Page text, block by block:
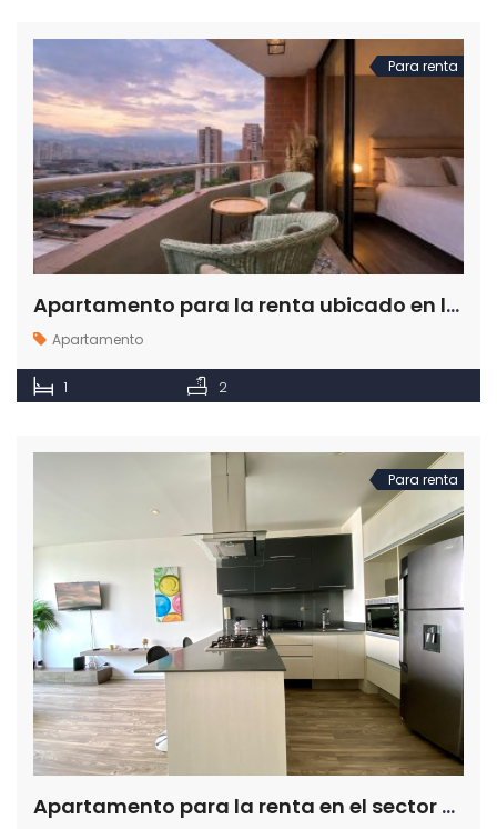
Para renta
Apartamento para la renta ubicado en la Loma de San Julian en Medellín
Apartamento
1 2
Para renta
Apartamento para la renta en el sector de El Poblado en Medellín